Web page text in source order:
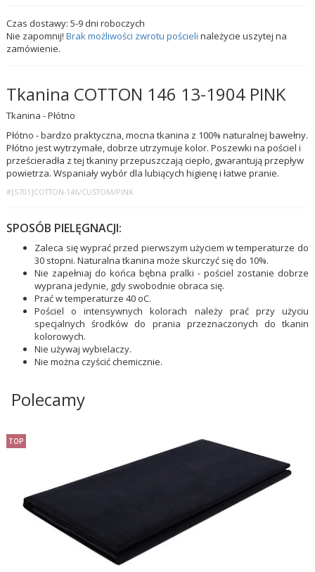
Czas dostawy:5-9 dni roboczych
Nie zapomnij!Brak możliwości zwrotu pościeli należycie uszytej na
zamówienie.
Tkanina COTTON 146 13-1904 PINK
Tkanina - Płótno
Płótno - bardzo praktyczna, mocna tkanina z 100% naturalnej bawełny.
Płótno jest wytrzymałe, dobrze utrzymuje kolor. Poszewki na pościel i
prześcieradła z tej tkaniny przepuszczają ciepło, gwarantują przepływ
powietrza. Wspaniały wybór dla lubiących higienę i łatwe pranie.
#[S701]COTTON-146/CUSTOM/PINK
SPOSÓB PIELĘGNACJI:
Zaleca się wyprać przed pierwszym użyciem w temperaturze do
30 stopni. Naturalna tkanina może skurczyć się do 10%.
Nie zapełniaj do końca bębna pralki - pościel zostanie dobrze
wyprana jedynie, gdy swobodnie obraca się.
Prać w temperaturze 40 oC.
Pościel o intensywnych kolorach należy prać przy użyciu
specjalnych środków do prania przeznaczonych do tkanin
kolorowych.
Nie używaj wybielaczy.
Nie można czyścić chemicznie.
Polecamy
TOP